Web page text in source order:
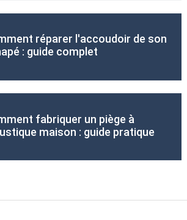
réparer l'accoudoir de son
: guide complet
fabriquer un piège à
maison : guide pratique